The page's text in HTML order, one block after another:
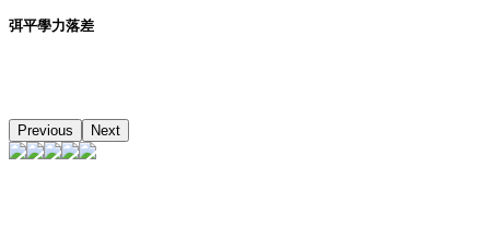
弭平學力落差
Previous Next